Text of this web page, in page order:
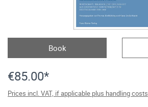
Book
€85.00*
Prices incl. VAT, if applicable plus handling costs